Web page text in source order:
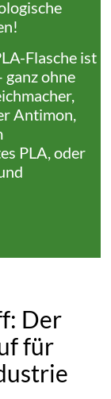
Flasche ist
ganz ohne
Antimon,
PLA, oder
Der
für